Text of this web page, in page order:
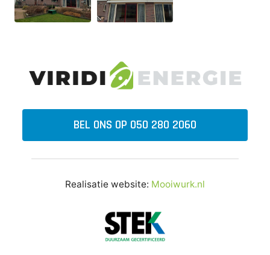
BEL ONS OP 050 280 2060
Realisatie website: Mooiwurk.nl